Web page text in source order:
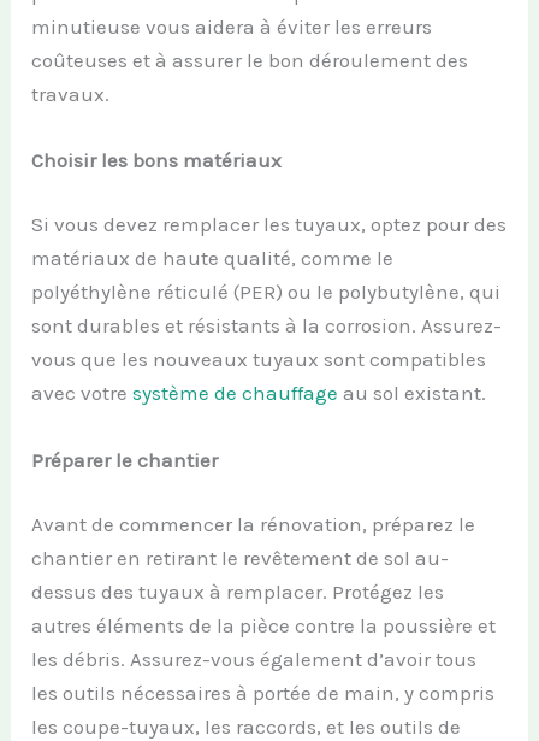
minutieuse vous aidera à éviter les erreurs
coûteuses et à assurer le bon déroulement des
travaux.
Choisir les bons matériaux
Si vous devez remplacer les tuyaux, optez pour des
matériaux de haute qualité, comme le
polyéthylène réticulé (PER) ou le polybutylène, qui
sont durables et résistants à la corrosion. Assurez-
vous que les nouveaux tuyaux sont compatibles
avec votresystème de chauffage au sol existant.
Préparer le chantier
Avant de commencer la rénovation, préparez le
chantier en retirant le revêtement de sol au-
dessus des tuyaux à remplacer. Protégez les
autres éléments de la pièce contre la poussière et
les débris. Assurez-vous également d’avoir tous
les outils nécessaires à portée de main, y compris
les coupe-tuyaux, les raccords, et les outils de